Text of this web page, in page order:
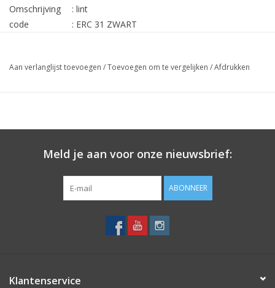
Omschrijving
: lint
code
: ERC 31 ZWART
Epson ERC-31, Epson TM-930, Epson TM-950, Epson TM-U925, TM-
U590 Slip Printer
Epson TMH-5000, TMH-5000 Slip
Aan verlanglijst toevoegen /Toevoegen om te vergelijken /Afdrukken
Meld je aan voor onze nieuwsbrief:
ABONNEER
Klantenservice